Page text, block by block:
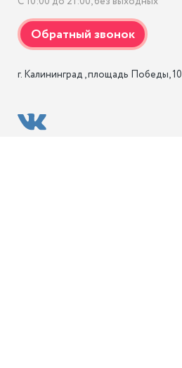
г. Калининград , площадь Победы, 10